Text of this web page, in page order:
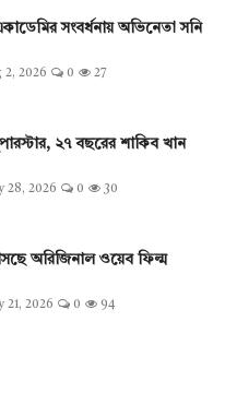
সংবর্ধনায় অভিনেতা সনি
2, 2026 0 27
২৭ বছরের শাকিব খান
28, 2026 0 30
অরিজিনাল ওয়েব ফিল্ম
21, 2026 0 94